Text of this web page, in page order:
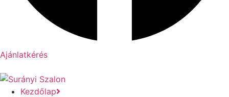
Ajánlatkérés
Kezdőlap